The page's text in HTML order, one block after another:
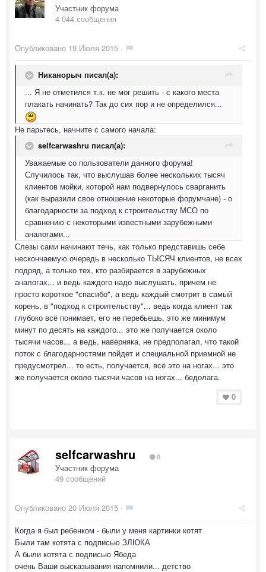
Участник форума
4 044 сообщения
Опубликовано 19 Июля 2015 ·
Никанорыч писал(а):
... Я не отметился т.к. не мог решить - с какого места
плакать начинать? Так до сих пор и не определился...
Не парьтесь, начните с самого начала:
selfcarwashru писал(а):
Уважаемые со пользователи данного форума!
Случилось так, что выслушав более нескольких тысяч
клиентов мойки, которой нам подвернулось сварганить
(как выразили свое отношение некоторые форумчане) - о
благодарности за подход к строительству МСО по
сравнению с некоторыми известными зарубежными
аналогами...
Слезы сами начинают течь, как только представишь себе
нескончаемую очередь в несколько ТЫСЯЧ клиентов, не всех
подряд, а только тех, кто разбирается в зарубежных
аналогах,.. и ведь каждого надо выслушать, причем не
просто короткое "спасибо", а ведь каждый смотрит в самый
корень, в "подход к строительству",.. ведь когда клиент так
глубоко всё понимает, его не перебьешь, это же минимум
минут по десять на каждого... это же получается около
тысячи часов... а ведь, наверняка, не предполагал, что такой
поток с благодарностями пойдет и специальной приемной не
предусмотрел... то есть, получается, всё это на ногах... это
же получается около тысячи часов на ногах... бедолага.
0
selfcarwashru 0
Участник форума
49 сообщений
Опубликовано 20 Июля 2015 ·
Когда я был ребенком - были у меня картинки котят
Были там котята с подписью ЗЛЮКА
А были котята с подписью Ябеда
очень Ваши высказывания напомнили... детство